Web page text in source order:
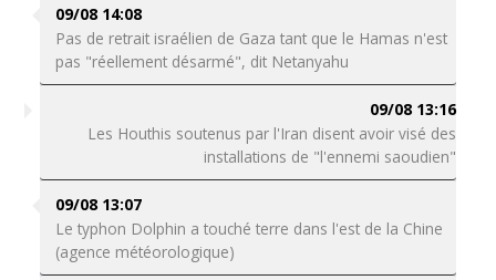
09/08 14:08
Pas de retrait israélien de Gaza tant que le Hamas n'est
pas "réellement désarmé", dit Netanyahu
09/08 13:16
Les Houthis soutenus par l'Iran disent avoir visé des
installations de "l'ennemi saoudien"
09/08 13:07
Le typhon Dolphin a touché terre dans l'est de la Chine
(agence météorologique)